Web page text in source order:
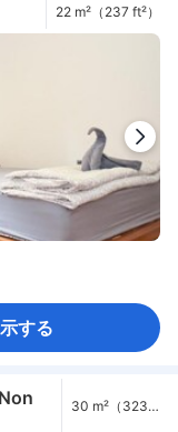
22 m²（237 ft²）
する
30 m²（323